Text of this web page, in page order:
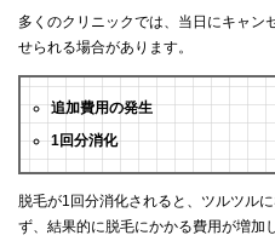
多くのクリニックでは、当日にキャン
せられる場合があります。
追加費用の発生
1回分消化
脱毛が1回分消化されると、ツルツル
ず、結果的に脱毛にかかる費用が増加